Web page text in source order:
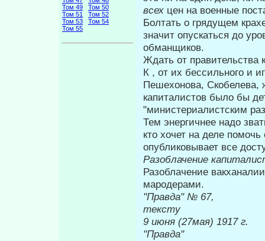
Том 49
Том 50
Том 51
Том 52
Том 53
Том 54
Том 55
всех цен на военные
Болтать о грядущем
значит опускаться до
обманщиков.
Ждать от правительства
К , от их бессильного и
Пешехонова, Скобе­лева,
капиталистов было бы
"министериалистским
Тем энергичнее надо
кто хо­чет на деле
опубликовыва­ет все
Разоблачение
Разоблачение
мародерами.
"Правда"
тексту
9 июня
"Правда"